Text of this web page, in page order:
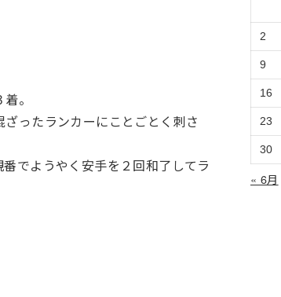
。
ったランカーにことごとく刺さ
でようやく安手を２回和了してラ
の
ア
ー
カ
イ
ブ
2
9
16
23
30
« 6月